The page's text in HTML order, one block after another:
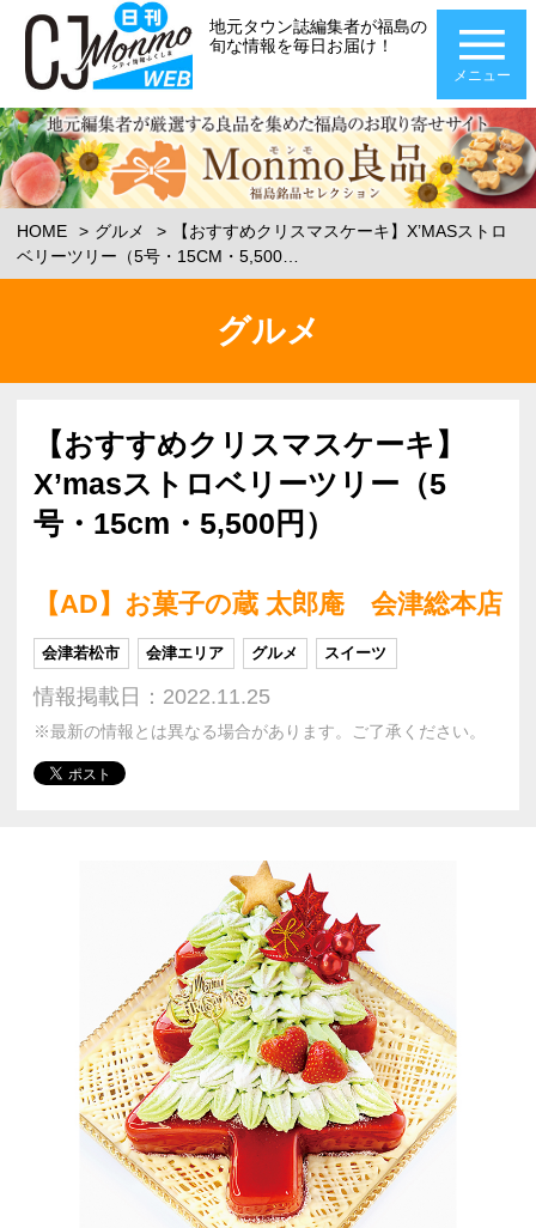
地元タウン誌編集者が福島の
旬な情報を毎日お届け！
メニュー
HOME グルメ
【おすすめクリスマスケーキ】X’MASストロ
ベリーツリー（5号・15CM・5,500…
グルメ
【おすすめクリスマスケーキ】
X’masストロベリーツリー（5
号・15cm・5,500円）
【AD】お菓子の蔵 太郎庵 会津総本店
会津若松市 会津エリア グルメ スイーツ
情報掲載日：2022.11.25
※最新の情報とは異なる場合があります。ご了承ください。